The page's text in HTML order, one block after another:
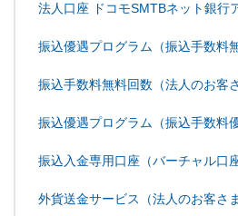
法人口座 ドコモSMTBネット銀行
振込優遇プログラム（振込手数料無
振込手数料無料回数（法人のお客さ
振込優遇プログラム（振込手数料優
振込入金専用口座（バーチャル口座
外貨送金サービス（法人のお客さま